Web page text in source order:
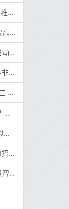
及
性
选
PC
态